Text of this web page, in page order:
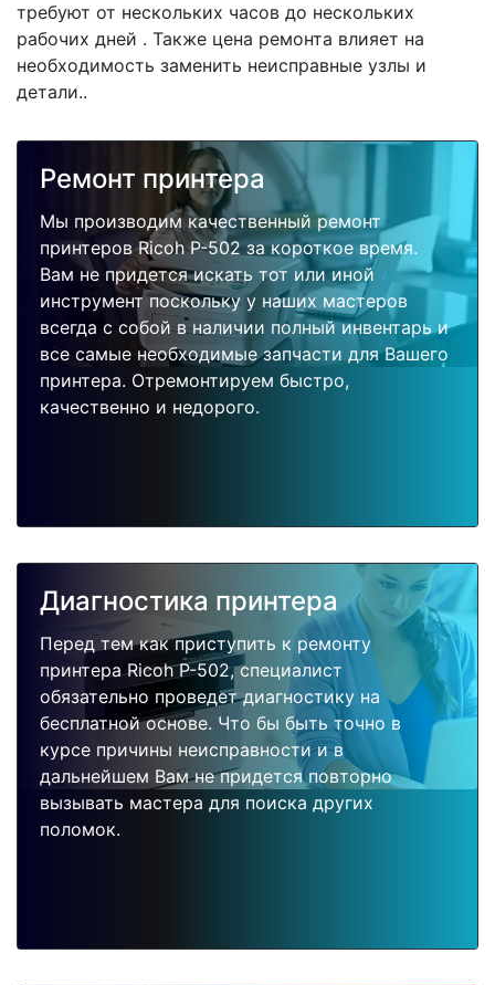
требуют от нескольких часов до нескольких
рабочих дней . Также цена ремонта влияет на
необходимость заменить неисправные узлы и
детали..
Ремонт принтера
Мы производим качественный ремонт
принтеров Ricoh P-502 за короткое время.
Вам не придется искать тот или иной
инструмент поскольку у наших мастеров
всегда с собой в наличии полный инвентарь и
все самые необходимые запчасти для Вашего
принтера. Отремонтируем быстро,
качественно и недорого.
Диагностика принтера
Перед тем как приступить к ремонту
принтера Ricoh P-502, специалист
обязательно проведет диагностику на
бесплатной основе. Что бы быть точно в
курсе причины неисправности и в
дальнейшем Вам не придется повторно
вызывать мастера для поиска других
поломок.